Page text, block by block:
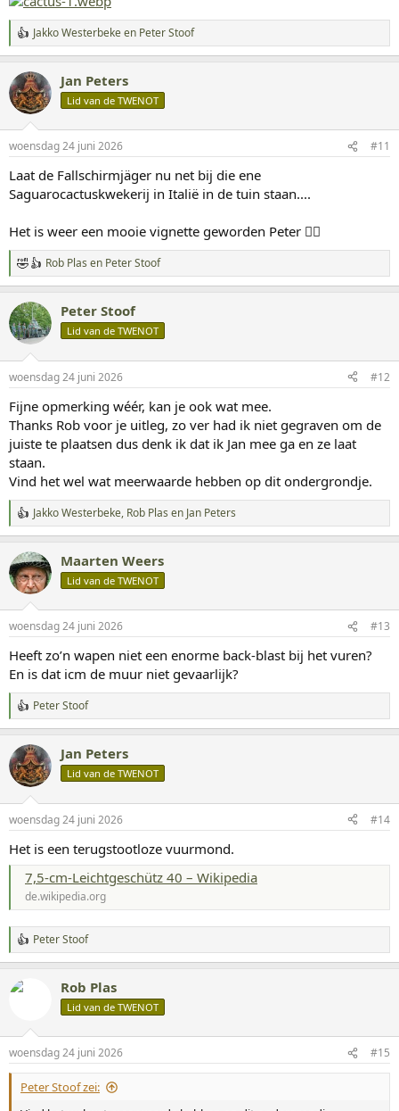
W
a
r
d
e
n
e
n
Jakko Westerbekeen Peter Stoof
Jan Peters
Lid van de TWENOT
woensdag 24 juni 2026 #11
Laat de Fallschirmjäger nu net bij die ene
Saguarocactuskwekerij in Italië in de tuin staan....
Het is weer een mooie vignette geworden Peter 👍🏻
W
a
r
d
e
n
e
n
Rob Plas en Peter Stoof
Peter Stoof
Lid van de TWENOT
woensdag 24 juni 2026 #12
Fijne opmerking wéér, kan je ook wat mee.
Thanks Rob voor je uitleg, zo ver had ik niet gegraven om de
juiste te plaatsen dus denk ik dat ik Jan mee ga en ze laat
staan.
Vind het wel wat meerwaarde hebben op dit ondergrondje.
W
a
r
d
e
n
e
n
:
Jakko Westerbeke, Rob Plas en Jan Peters
Maarten Weers
Lid van de TWENOT
woensdag 24 juni 2026 #13
Heeft zo’n wapen niet een enorme back-blast bij het vuren?
En is dat icm de muur niet gevaarlijk?
W
a
r
d
e
n
e
n
Peter Stoof
Jan Peters
Lid van de TWENOT
woensdag 24 juni 2026 #14
Het is een terugstootloze vuurmond.
7,5-cm-Leichtgeschütz 40 – Wikipedia
de.wikipedia.org
W
a
r
n
g
Peter Stoof
Rob Plas
Lid van de TWENOT
woensdag 24 juni 2026 #15
Peter Stoof zei: